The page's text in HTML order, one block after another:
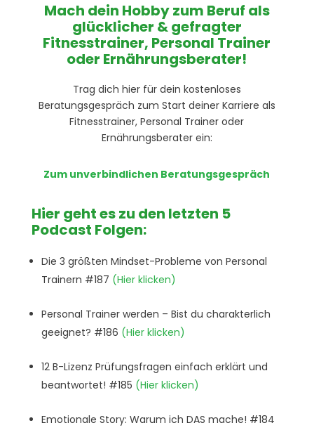
Mach dein Hobby zum Beruf als
glücklicher & gefragter
Fitnesstrainer, Personal Trainer
oder Ernährungsberater!
Trag dich hier für dein kostenloses
Beratungsgespräch zum Start deiner Karriere als
Fitnesstrainer, Personal Trainer oder
Ernährungsberater ein:
Zum unverbindlichen Beratungsgespräch
Hier geht es zu den letzten 5
Podcast Folgen:
Die 3 größten Mindset-Probleme von Personal
Trainern #187 (Hier klicken)
Personal Trainer werden – Bist du charakterlich
geeignet? #186 (Hier klicken)
12 B-Lizenz Prüfungsfragen einfach erklärt und
beantwortet! #185 (Hier klicken)
Emotionale Story: Warum ich DAS mache! #184